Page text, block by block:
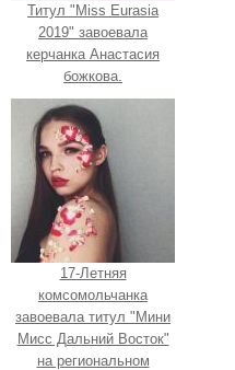
Титул "Miss Eurasia
2019" завоевала
керчанка Анастасия
божкова.
17-Летняя
комсомольчанка
завоевала титул "Мини
Мисс Дальний Восток"
на региональном